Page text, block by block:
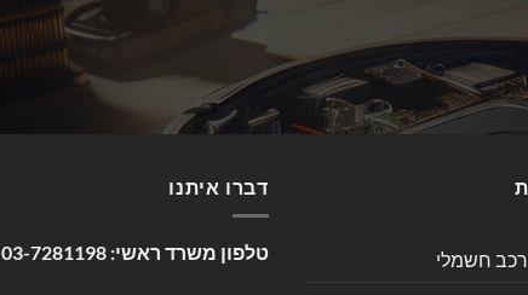
חשמלי
דברו איתנו
טלפון משרד ראשי: 03-7281198